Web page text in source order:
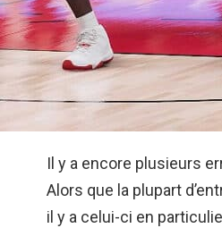
Il y a encore plusieurs
Alors que la plupart
il y a celui-ci en